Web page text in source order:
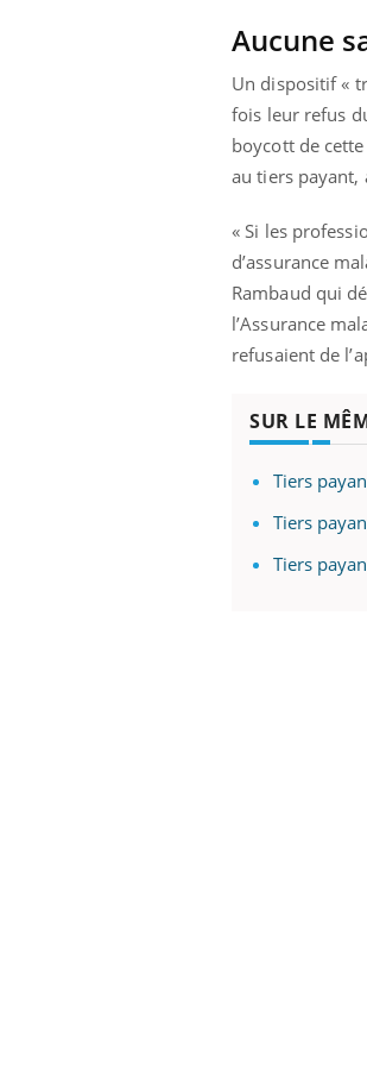
Aucune
Un dispositif «
fois leur refus
boycott de
au tiers payant,
« Si les
d’assurance
Rambaud qui
l’Assurance
refusaient de
SUR LE
Tiers
Tiers
Tiers